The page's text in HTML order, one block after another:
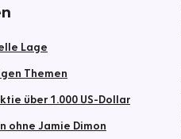
Lage
Themen
über 1.000 US-Dollar
ohne Jamie Dimon